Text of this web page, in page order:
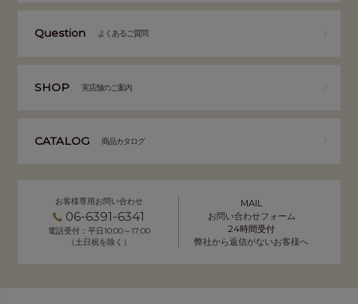
Question よくあるご質問
SHOP 実店舗のご案内
CATALOG 商品カタログ
お客様専用お問い合わせ
06-6391-6341
電話受付：平日10:00～17:00
（土日祝を除く）
MAIL
お問い合わせフォーム
24時間受付
弊社から返信がないお客様へ